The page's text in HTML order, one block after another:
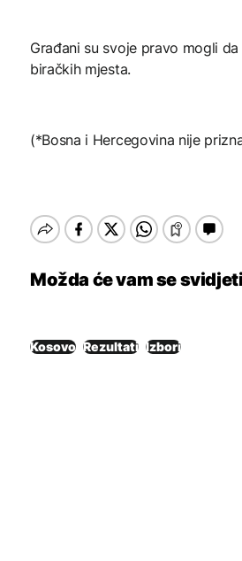
Građani su svoje pravo mogli
biračkih mjesta.
(*Bosna i Hercegovina nije
Možda će vam se svidjeti
Kosovo Rezultati Izbori